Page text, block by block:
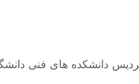
پردیس دانشکده های فنی